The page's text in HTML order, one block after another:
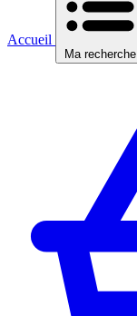
Accueil
Ma recherche